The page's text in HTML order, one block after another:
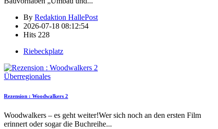
By Redaktion HallePost
2026-07-18 08:12:54
Hits 228
Riebeckplatz
Überregionales
Rezension : Woodwalkers 2
Woodwalkers – es geht weiter!Wer sich noch an den ersten Film
erinnert oder sogar die Buchreihe...